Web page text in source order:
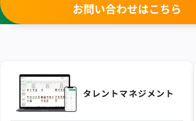
お問い合わせはこちら
タレントマネジメント